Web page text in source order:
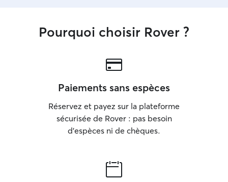
Pourquoi choisir Rover ?
Paiements sans espèces
Réservez et payez sur la plateforme
sécurisée de Rover : pas besoin
d'espèces ni de chèques.